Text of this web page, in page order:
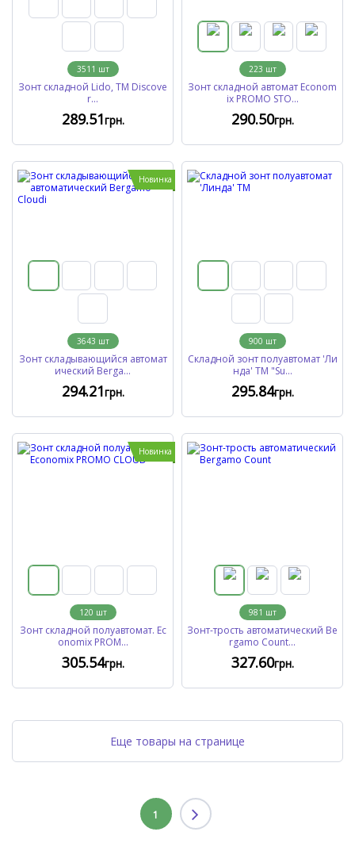
3511 шт
Зонт складной Lido, TM Discove
r...
289.51грн.
223 шт
Зонт складной автомат Econom
ix PROMO STO...
290.50грн.
Новинка
3643 шт
Зонт складывающийся автомат
ический Berga...
294.21грн.
900 шт
Складной зонт полуавтомат 'Ли
нда' ТМ "Su...
295.84грн.
Новинка
120 шт
Зонт складной полуавтомат. Ec
onomix PROM...
305.54грн.
981 шт
Зонт-трость автоматический Be
rgamo Count...
327.60грн.
Еще товары на странице
1